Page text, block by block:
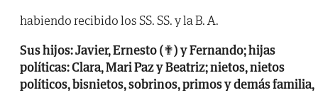
habiendo recibido los SS. SS. y la B. A.
Sus hijos: Javier, Ernesto (✟) y Fernando; hijas
políticas: Clara, Mari Paz y Beatriz; nietos, nietos
políticos, bisnietos, sobrinos, primos y demás familia,